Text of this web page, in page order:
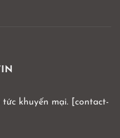
khuyến mại. [contact-